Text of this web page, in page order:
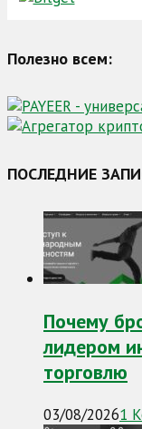
Полезно всем:
ПОСЛЕДНИЕ
Почему
лидером
торговлю
03/08/20261